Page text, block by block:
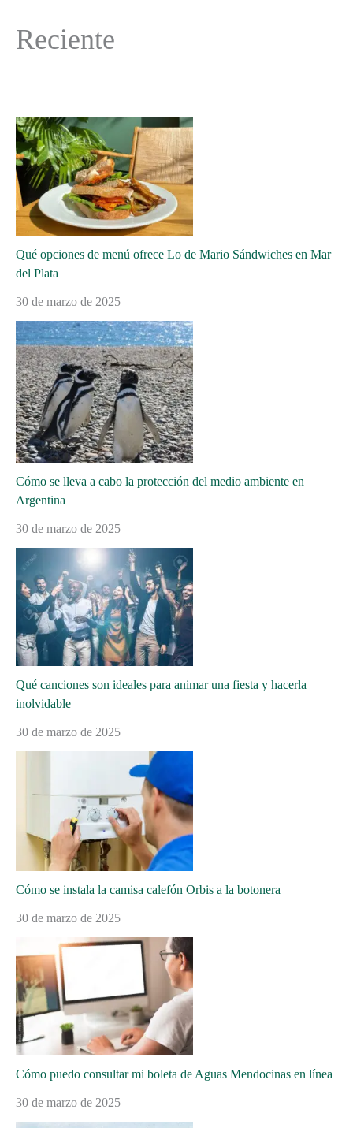
Reciente
Qué opciones de menú ofrece Lo de Mario Sándwiches en Mar
del Plata
30 de marzo de 2025
Cómo se lleva a cabo la protección del medio ambiente en
Argentina
30 de marzo de 2025
Qué canciones son ideales para animar una fiesta y hacerla
inolvidable
30 de marzo de 2025
Cómo se instala la camisa calefón Orbis a la botonera
30 de marzo de 2025
Cómo puedo consultar mi boleta de Aguas Mendocinas en línea
30 de marzo de 2025